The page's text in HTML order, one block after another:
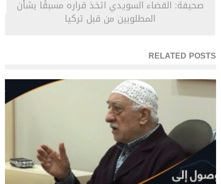
صحيفة: القضاء السويدي اتخذ قراره مسبقًا بشأن
المطلوبين من قبل تركيا
RELATED POSTS